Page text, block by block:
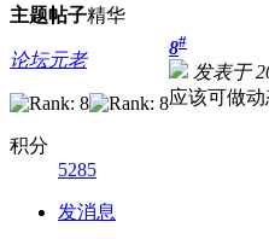
主题帖子精华
论坛元老
积分
5285
发消息
8#
发表于
应该可做